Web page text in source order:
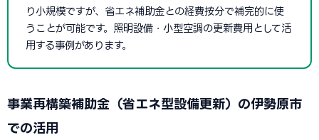
り小規模ですが、省エネ補助金との経費按分で補完的に使
うことが可能です。照明設備・小型空調の更新費用として活
用する事例があります。
事業再構築補助金（省エネ型設備更新）の伊勢原市
での活用